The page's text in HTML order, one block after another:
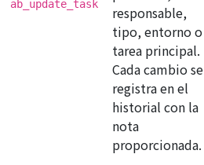
ab_update_task
responsable,
tipo, entorno o
tarea principal.
Cada cambio se
registra en el
historial con la
nota
proporcionada.